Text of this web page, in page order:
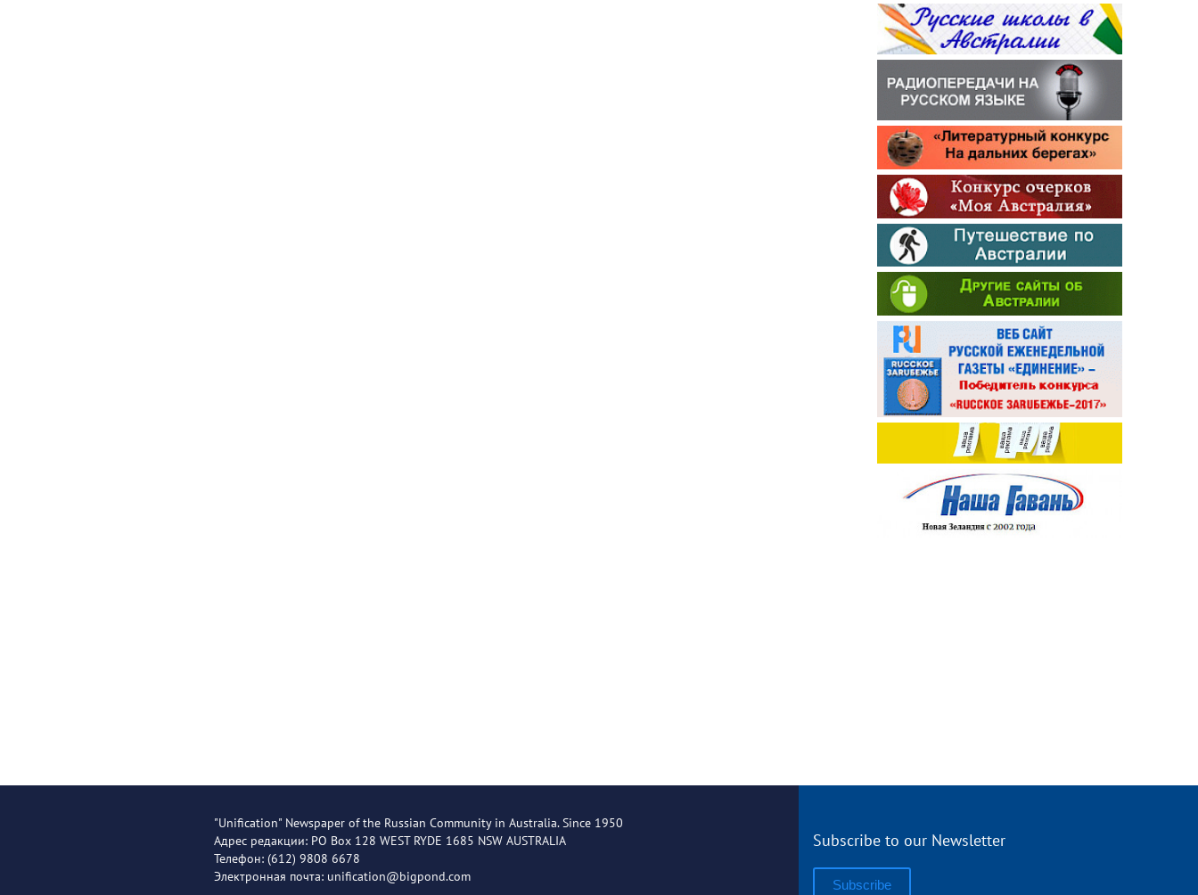
"Unification" Newspaper of the Russian Community in Australia. Since 1950
Адрес редакции: PO Box 128 WEST RYDE 1685 NSW AUSTRALIA
Телефон: (612) 9808 6678
Электронная почта: unification@bigpond.com
Subscribe to our Newsletter
Subscribe